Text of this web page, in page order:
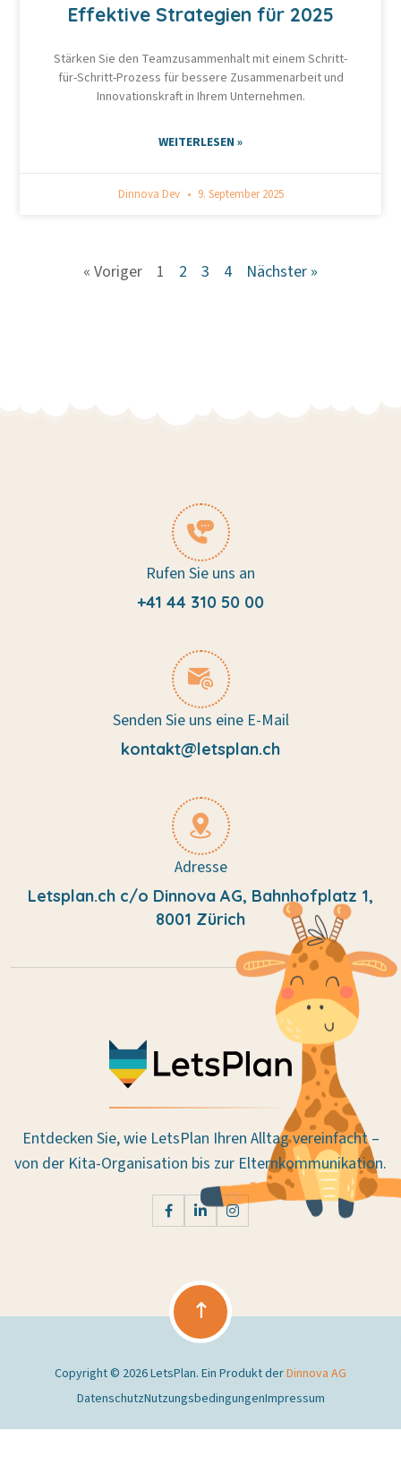
Effektive Strategien für 2025
Stärken Sie den Teamzusammenhalt mit einem Schritt-
für-Schritt-Prozess für bessere Zusammenarbeit und
Innovationskraft in Ihrem Unternehmen.
WEITERLESEN »
Dinnova Dev 9. September 2025
« Voriger 1 2 3 4 Nächster »
Rufen Sie uns an
+41 44 310 50 00
Senden Sie uns eine E-Mail
kontakt@letsplan.ch
Adresse
Letsplan.ch c/o Dinnova AG, Bahnhofplatz 1,
8001 Zürich
Entdecken Sie, wie LetsPlan Ihren Alltag vereinfacht –
von der Kita-Organisation bis zur Elternkommunikation.
Copyright © 2026 LetsPlan. Ein Produkt derDinnova AG
DatenschutzNutzungsbedingungenImpressum